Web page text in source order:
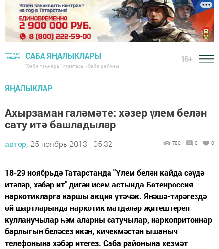
САБА ЯҢАЛЫКЛАРЫ
"Саба таңнары" газетасы - Саба районы
16+
ЯҢАЛЫКЛАР
Ахырзаман галәмәте: хәзер үлем белән
сату итә башладылар
автор, 25 ноябрь 2013 - 05:32 780 0 0
18-29 ноябрьдә Татарстанда "Үлем бе­лән кай­да сәүдә
итәләр, хәбәр ит" дигән исем астында Бө­тен­россия
наркотикларга каршы акция үтәчәк. Янә­шә-тирәгездә
өй шартларында наркотик мат­дәләр җитештереп
кулланучылар һәм аларны сату­чы­лар, наркопритоннар
барлыгын беләсез икән, кичек­мәстән ышаныч
телефонына хәбәр итегез. Са­ба районына хезмәт